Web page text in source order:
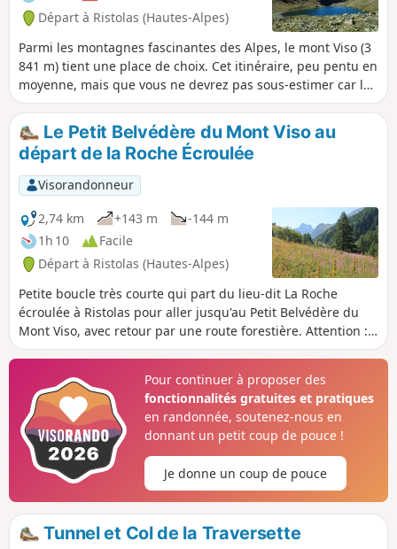
Départ à Ristolas (Hautes-Alpes)
Parmi les montagnes fascinantes des Alpes, le mont Viso (3
841 m) tient une place de choix. Cet itinéraire, peu pentu en
moyenne, mais que vous ne devrez pas sous-estimer car la
distance à parcourir est importante, vous permet de
l'approcher et d'aller jusqu'au Lac Lestio, qui donne cette
impression particulière de bout du monde alpin.
Le Petit Belvédère du Mont Viso au
départ de la Roche Écroulée
Visorandonneur
2,74 km
+143 m
-144 m
1h 10
Facile
Départ à Ristolas (Hautes-Alpes)
Petite boucle très courte qui part du lieu-dit La Roche
écroulée à Ristolas pour aller jusqu'au Petit Belvédère du
Mont Viso, avec retour par une route forestière. Attention :
chien interdit dans le réserve naturelle.
Pour continuer à proposer des
fonctionnalités gratuites et pratiques
en randonnée, soutenez-nous en
donnant un petit coup de pouce !
Je donne un coup de pouce
Tunnel et Col de la Traversette